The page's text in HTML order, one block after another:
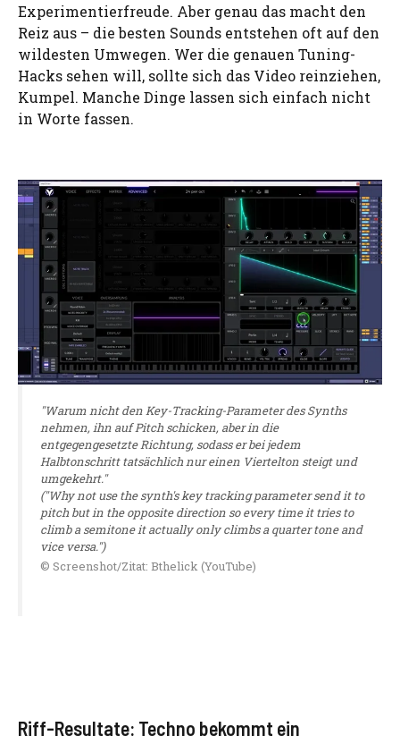
Experimentierfreude. Aber genau das macht den
Reiz aus – die besten Sounds entstehen oft auf den
wildesten Umwegen. Wer die genauen Tuning-
Hacks sehen will, sollte sich das Video reinziehen,
Kumpel. Manche Dinge lassen sich einfach nicht
in Worte fassen.
"Warum nicht den Key-Tracking-Parameter des Synths
nehmen, ihn auf Pitch schicken, aber in die
entgegengesetzte Richtung, sodass er bei jedem
Halbtonschritt tatsächlich nur einen Viertelton steigt und
umgekehrt."
("Why not use the synth's key tracking parameter send it to
pitch but in the opposite direction so every time it tries to
climb a semitone it actually only climbs a quarter tone and
vice versa.")
© Screenshot/Zitat: Bthelick (YouTube)
Riff-Resultate: Techno bekommt ein